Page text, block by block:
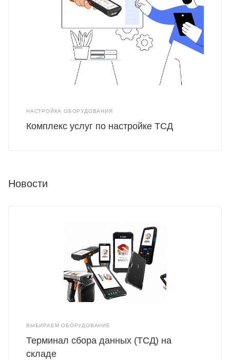
НАСТРОЙКА ОБОРУДОВАНИЯ
Комплекс услуг по настройке ТСД
Новости
ВЫБИРАЕМ ОБОРУДОВАНИЕ
Терминал сбора данных (ТСД) на
складе